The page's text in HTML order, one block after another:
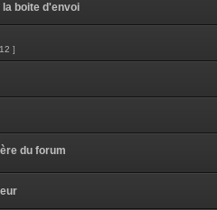
la boite d'envoi
12 ]
du forum